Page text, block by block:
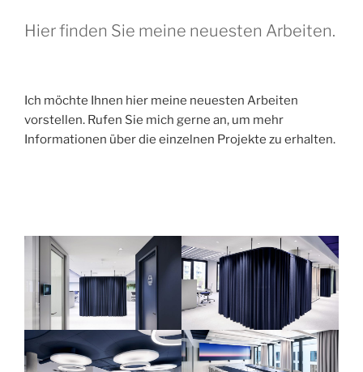
Hier finden Sie meine neuesten Arbeiten.
Ich möchte Ihnen hier meine neuesten Arbeiten
vorstellen. Rufen Sie mich gerne an, um mehr
Informationen über die einzelnen Projekte zu erhalten.